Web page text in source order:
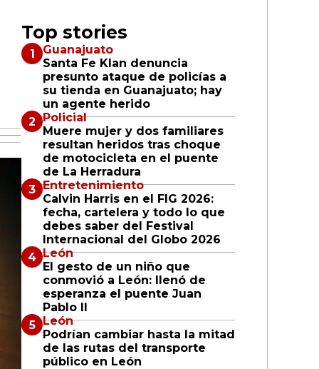
Top stories
Guanajuato
Santa Fe Klan denuncia
presunto ataque de policías a
su tienda en Guanajuato; hay
un agente herido
Policial
Muere mujer y dos familiares
resultan heridos tras choque
de motocicleta en el puente
de La Herradura
Entretenimiento
Calvin Harris en el FIG 2026:
fecha, cartelera y todo lo que
debes saber del Festival
Internacional del Globo 2026
León
El gesto de un niño que
conmovió a León: llenó de
esperanza el puente Juan
Pablo II
León
Podrían cambiar hasta la mitad
de las rutas del transporte
público en León